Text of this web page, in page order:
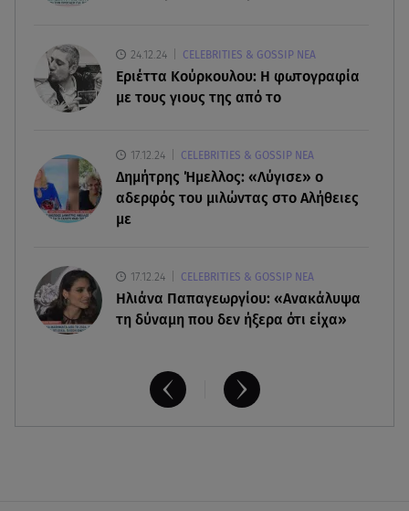
του στο τελευταίο «αντίο»
06.08.26 , 11:00
Κώστας Τουρνάς - Διονύσης Τσακνής «Το Ροκ το
Ελληνικό», στο Θέατρο Άλσος
Marfin: Στην Ελλάδα η 46χρονη που κατηγορείται
για την τραγωδία του 2010
24.12.24 CELEBRITIES & GOSSIP ΝΕΑ
Εριέττα Κούρκουλου: Η φωτογραφία
με τους γιους της από το
17.12.24 CELEBRITIES & GOSSIP ΝΕΑ
Δημήτρης Ήμελλος: «Λύγισε» ο
αδερφός του μιλώντας στο Αλήθειες
με
17.12.24 CELEBRITIES & GOSSIP ΝΕΑ
Ηλιάνα Παπαγεωργίου: «Ανακάλυψα
τη δύναμη που δεν ήξερα ότι είχα»